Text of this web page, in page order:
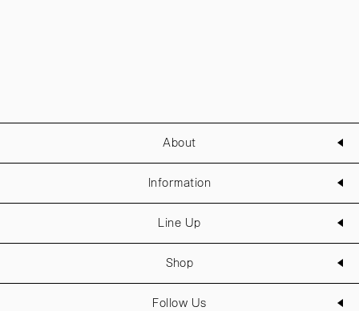
About
Information
Line Up
Shop
Follow Us